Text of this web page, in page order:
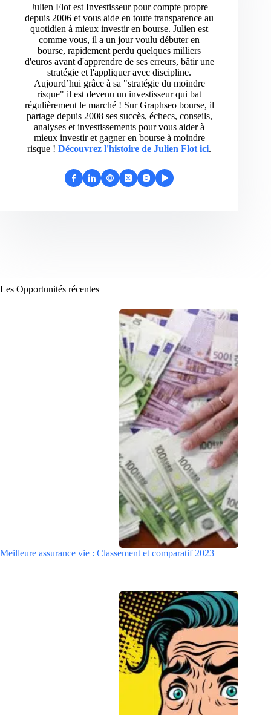
Julien Flot est Investisseur pour compte propre
depuis 2006 et vous aide en toute transparence au
quotidien à mieux investir en bourse. Julien est
comme vous, il a un jour voulu débuter en
bourse, rapidement perdu quelques milliers
d'euros avant d'apprendre de ses erreurs, bâtir une
stratégie et l'appliquer avec discipline.
Aujourd’hui grâce à sa "stratégie du moindre
risque" il est devenu un investisseur qui bat
régulièrement le marché ! Sur Graphseo bourse, il
partage depuis 2008 ses succès, échecs, conseils,
analyses et investissements pour vous aider à
mieux investir et gagner en bourse à moindre
risque ! Découvrez l'histoire de Julien Flot ici.
Les Opportunités récentes
Meilleure assurance vie : Classement et comparatif 2023